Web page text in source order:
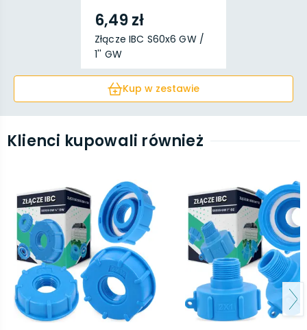
6,49 zł
Złącze IBC S60x6 GW /
1'' GW
Kup w zestawie
Klienci kupowali również